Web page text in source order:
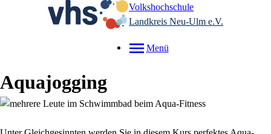
Volkshochschule
Landkreis Neu-Ulm e.V.
Menü
Aquajogging